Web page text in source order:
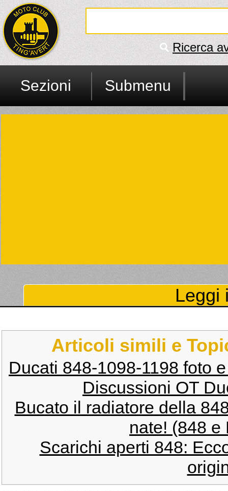
Ricerca
Sezioni Submenu
Leggi
Articoli simili e
Ducati 848-1098-1198 foto
Discussioni OT
Bucato il radiatore della
nate! (848 e
Scarichi aperti 848: